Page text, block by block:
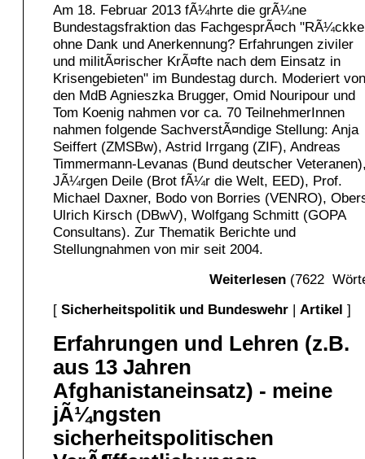
Am 18. Februar 2013 fÃ¼hrte die grÃ¼ne
Bundestagsfraktion das FachgesprÃ¤ch
ohne Dank und Anerkennung? Erfahrungen ziviler
und militÃ¤rischer KrÃ¤fte nach dem Einsatz in
Krisengebieten" im Bundestag durch. Moderiert von
den MdB Agnieszka Brugger, Omid Nouripour und
Tom Koenig nahmen vor ca. 70 TeilnehmerInnen
nahmen folgende SachverstÃ¤ndige Stellung: Anja
Seiffert (ZMSBw), Astrid Irrgang (ZIF), Andreas
Timmermann-Levanas (Bund deutscher
JÃ¼rgen Deile (Brot fÃ¼r die Welt, EED), Prof.
Michael Daxner, Bodo von Borries (VENRO),
Ulrich Kirsch (DBwV), Wolfgang Schmitt (GOPA
Consultans). Zur Thematik Berichte und
Stellungnahmen von mir seit 2004.
Weiterlesen (7622
[ Sicherheitspolitik und Bundeswehr | Artikel ]
Erfahrungen und Lehren (z.B.
aus 13 Jahren
Afghanistaneinsatz) - meine
jÃ¼ngsten
sicherheitspolitischen